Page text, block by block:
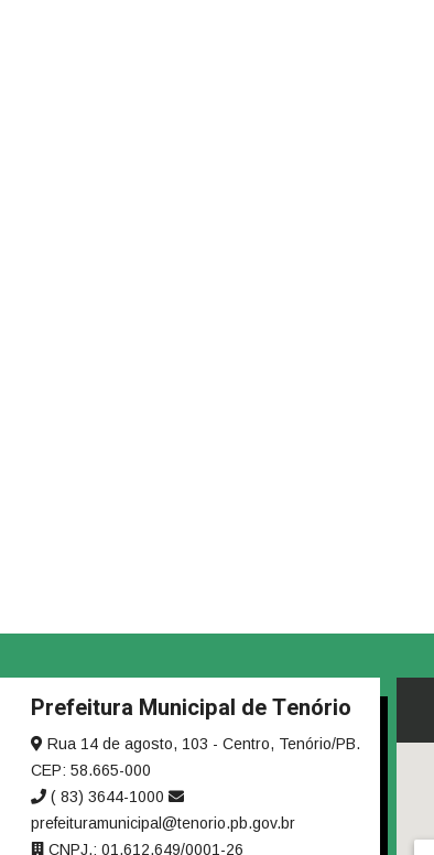
Prefeitura Municipal de Tenório
Rua 14 de agosto, 103 - Centro, Tenório/PB.
CEP: 58.665-000
( 83) 3644-1000
prefeituramunicipal@tenorio.pb.gov.br
CNPJ.: 01.612.649/0001-26